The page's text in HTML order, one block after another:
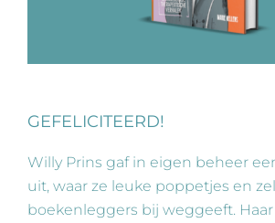
GEFELICITEERD!
Willy Prins gaf in eigen beheer
uit, waar ze leuke poppetjes en
boekenleggers bij weggeeft. Haar